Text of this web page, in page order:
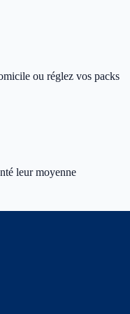
ou réglez vos packs
leur moyenne